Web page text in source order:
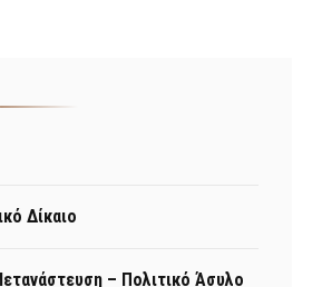
Δίκαιο
– Πολιτικό Άσυλο